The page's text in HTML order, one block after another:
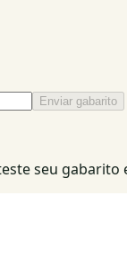
Enviar gabarito
seu